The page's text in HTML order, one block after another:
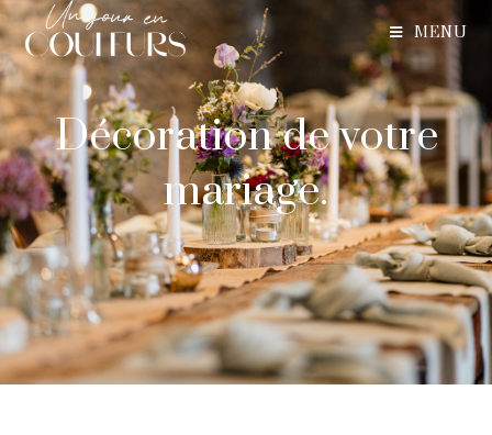
MENU
Décoration de votre
mariage.
|